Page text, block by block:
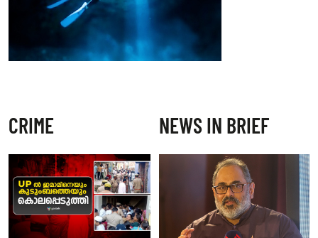
CRIME NEWS IN BRIEF